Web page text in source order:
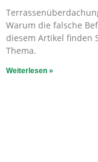
Warum die falsche
diesem Artikel finden
Thema.
Weiterlesen »